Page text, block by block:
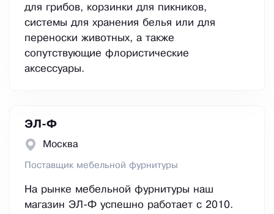
для грибов, корзинки для пикников,
системы для хранения белья или для
переноски животных, а также
сопутствующие флористические
аксессуары.
ЭЛ-Ф
Москва
Поставщик мебельной фурнитуры
На рынке мебельной фурнитуры наш
магазин ЭЛ-Ф успешно работает с 2010.